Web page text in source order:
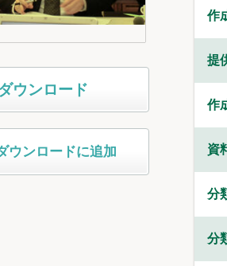
ウンロード
ウンロードに追加
作
提
作
資
分
分